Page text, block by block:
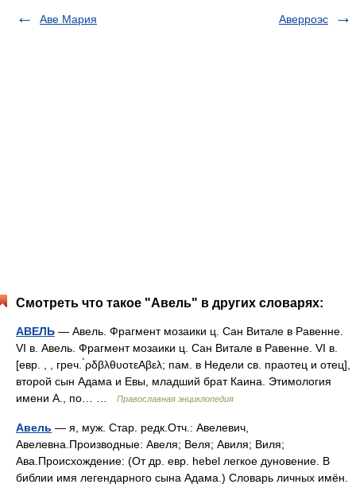
Аве Мария Аверроэс
Смотреть что такое "Авель" в других словарях:
АВЕЛЬ — Авель. Фрагмент мозаики ц. Сан Витале в Равенне.
VI в. Авель. Фрагмент мозаики ц. Сан Витале в Равенне. VI в.
[евр. , , греч. ̀ρδβλθυοτεΑβελ; пам. в Недели св. праотец и отец],
второй сын Адама и Евы, младший брат Каина. Этимология
имени А., по… …
Православная энциклопедия
Авель — я, муж. Стар. редк.Отч.: Авелевич,
Авелевна.Производные: Авеля; Веля; Авиля; Виля;
Ава.Происхождение: (От др. евр. hebel легкое дуновение. В
библии имя легендарного сына Адама.) Словарь личных имён.